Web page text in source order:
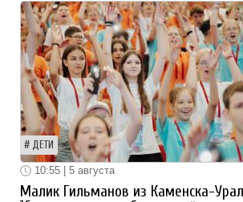
ДЕТИ
10:55 | 5 августа
Малик Гильманов из Каменска-